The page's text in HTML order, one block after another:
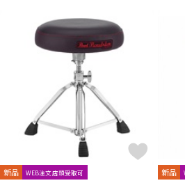
新品 WEB注文店頭受取可 新品